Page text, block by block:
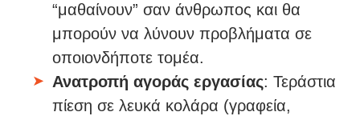
“μαθαίνουν” σαν άνθρωπος και θα
μπορούν να λύνουν προβλήματα σε
οποιονδήποτε τομέα.
Ανατροπή αγοράς εργασίας: Τεράστια
πίεση σε λευκά κολάρα (γραφεία,